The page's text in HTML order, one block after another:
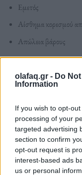
olafaq.gr - Do
Information
If you wish to opt-
processing of your
targeted advertising
section to confirm
opt-out request is
interest-based ads
us or personal
Εμετός
Αίσθημα κορεσμού
Απώλεια βάρους
Ωστόσο, ένας
κατάποσης
χρειάζονται
πρόκειται για
συχνά χρειάζεται